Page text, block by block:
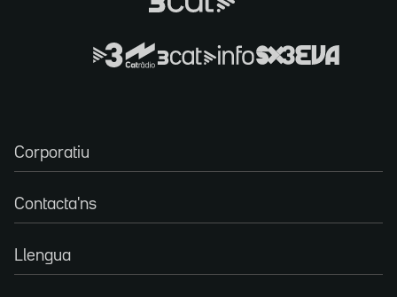
Corporatiu
Contacta'ns
Llengua